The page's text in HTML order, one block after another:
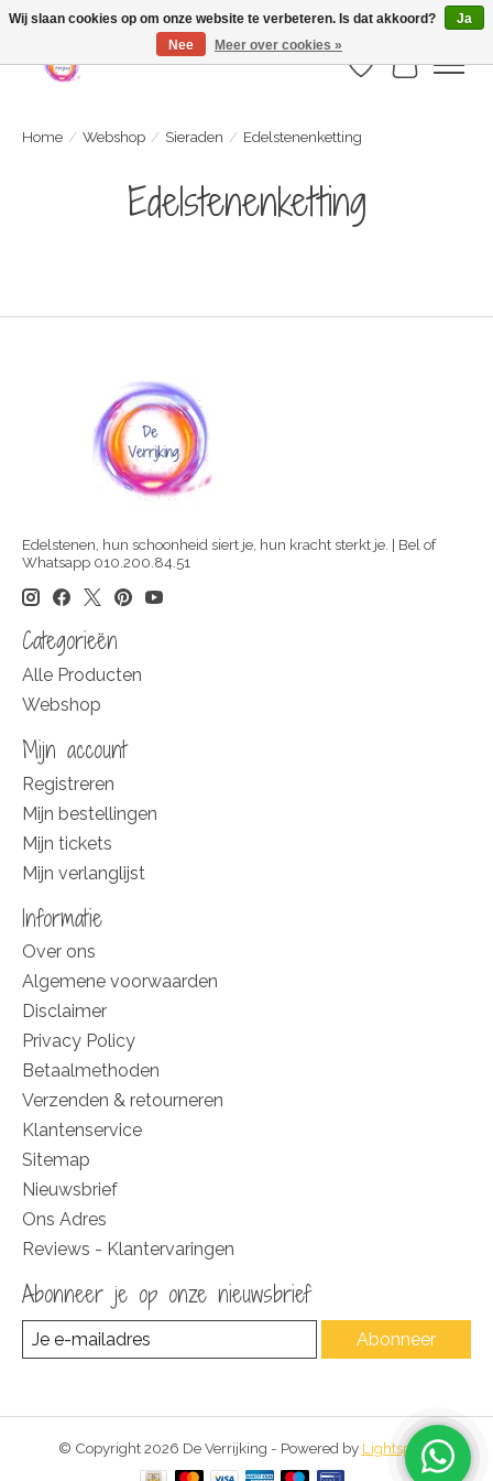
Webshop is geopend maar nog onder constructie | let op: Verzenden vanaf 29
juli
Verlanglijst
Home / Webshop / Sieraden / Edelstenenketting
Edelstenenketting
Edelstenen, hun schoonheid siert je, hun kracht sterkt je. | Bel of
Whatsapp 010.200.84.51
Categorieën
Alle Producten
Webshop
Mijn account
Registreren
Mijn bestellingen
Mijn tickets
Mijn verlanglijst
Informatie
Over ons
Algemene voorwaarden
Disclaimer
Privacy Policy
Betaalmethoden
Verzenden & retourneren
Klantenservice
Sitemap
Nieuwsbrief
Ons Adres
Reviews - Klantervaringen
Abonneer je op onze nieuwsbrief
Abonneer
© Copyright 2026 De Verrijking - Powered by Lightspeed
Wij slaan cookies op om onze website te verbeteren. Is dat akkoord?
Ja
Nee
Meer over cookies »